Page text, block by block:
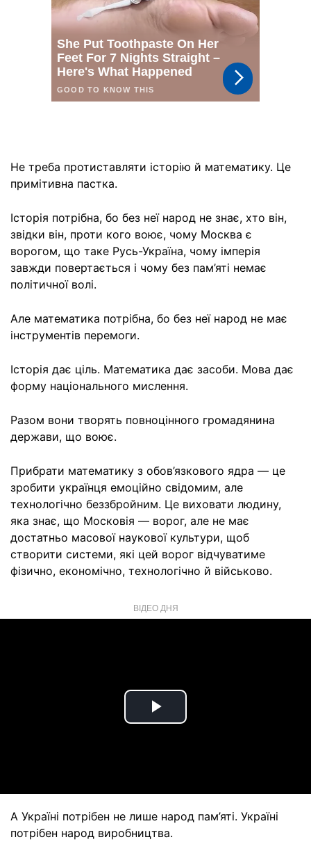
Не треба протиставляти історію й математику. Це
примітивна пастка.
Історія потрібна, бо без неї народ не знає, хто він,
звідки він, проти кого воює, чому Москва є
ворогом, що таке Русь-Україна, чому імперія
завжди повертається і чому без пам’яті немає
політичної волі.
Але математика потрібна, бо без неї народ не має
інструментів перемоги.
Історія дає ціль. Математика дає засоби. Мова дає
форму національного мислення.
Разом вони творять повноцінного громадянина
держави, що воює.
Прибрати математику з обов’язкового ядра — це
зробити українця емоційно свідомим, але
технологічно беззбройним. Це виховати людину,
яка знає, що Московія — ворог, але не має
достатньо масової наукової культури, щоб
створити системи, які цей ворог відчуватиме
фізично, економічно, технологічно й військово.
ВІДЕО ДНЯ
Play
А Україні потрібен не лише народ пам’яті. Україні
потрібен народ виробництва.